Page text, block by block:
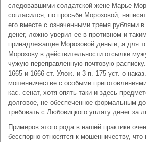
следовавшими солдатской жене Марье
согласился, по просьбе Морозовой,
его вместе с означенными тремя рублями
денег, ложно уверил ее в противном и
принадлежащие Морозовой деньги, а для
Морозову в действительности отсылки
чужую переправленную почтовую
1665 и 1666 ст. Улож. и 3 п. 175 уст. о
мошенничестве с особыми
кас. сенат, хотя опять-таки и здесь
долговое, не обеспеченное формальным
требовать с Любовицкого уплату денег за
Примеров этого рода в нашей практике
бесспорно относятся к мошенничеству,